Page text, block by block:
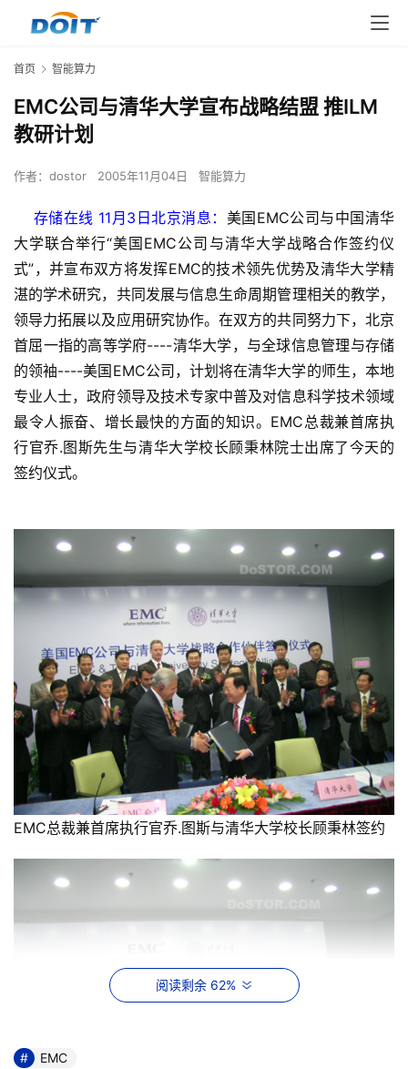
首页 智能算力
EMC公司与清华大学宣布战略结盟 推ILM
教研计划
作者： dostor 2005年11月04日 智能算力
存储在线 11月3日北京消息： 美国EMC公司与中国清华
大学联合举行“美国EMC公司与清华大学战略合作签约仪
式”，并宣布双方将发挥EMC的技术领先优势及清华大学精
湛的学术研究，共同发展与信息生命周期管理相关的教学，
领导力拓展以及应用研究协作。在双方的共同努力下，北京
首屈一指的高等学府----清华大学，与全球信息管理与存储
的领袖----美国EMC公司，计划将在清华大学的师生，本地
专业人士，政府领导及技术专家中普及对信息科学技术领域
最令人振奋、增长最快的方面的知识。EMC总裁兼首席执
行官乔.图斯先生与清华大学校长顾秉林院士出席了今天的
签约仪式。
EMC总裁兼首席执行官乔.图斯与清华大学校长顾秉林签约
阅读剩余 62%
EMC